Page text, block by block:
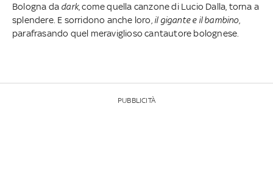
Bologna da dark, come quella canzone di Lucio Dalla, torna a
splendere. E sorridono anche loro, il gigante e il bambino,
parafrasando quel meraviglioso cantautore bolognese.
PUBBLICITÀ